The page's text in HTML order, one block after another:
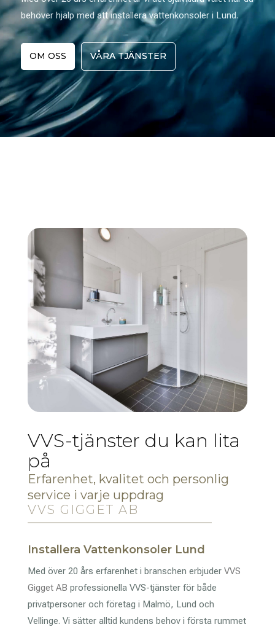
behöver hjälp med att installera vattenkonsoler i Lund.
OM OSS VÅRA TJÄNSTER
VVS-tjänster du kan lita
på
Erfarenhet, kvalitet och personlig
service i varje uppdrag
VVS GIGGET AB
Installera Vattenkonsoler Lund
Med över 20 års erfarenhet i branschen erbjuder VVS
Gigget AB professionella VVS-tjänster för både
privatpersoner och företag i Malmö, Lund och
Vellinge. Vi sätter alltid kundens behov i första rummet